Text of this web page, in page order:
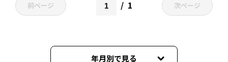
前ページ 1 次ページ
年月別で見る